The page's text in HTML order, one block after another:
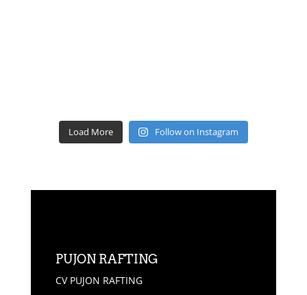
Load More Follow on Instagram
PUJON RAFTING
CV PUJON RAFTING